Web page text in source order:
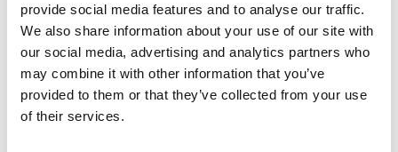
provide social media features and to analyse our traffic.
We also share information about your use of our site with
our social media, advertising and analytics partners who
may combine it with other information that you’ve
provided to them or that they’ve collected from your use
of their services.
por el parque de la Serralada Litoral junto a Evarist March,
el biólogo y botánico del Celler de Can Roca. Junto a él
descubrirás las plantas medicinales que se encuentran en la
zona y los diferentes beneficios que proporcionan a la salud.
Baños de bosque